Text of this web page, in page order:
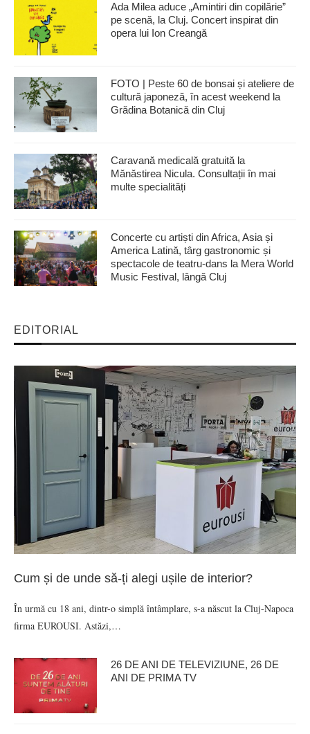
Ada Milea aduce „Amintiri din copilărie”
pe scenă, la Cluj. Concert inspirat din
opera lui Ion Creangă
FOTO | Peste 60 de bonsai și ateliere de
cultură japoneză, în acest weekend la
Grădina Botanică din Cluj
Caravană medicală gratuită la
Mănăstirea Nicula. Consultații în mai
multe specialități
Concerte cu artiști din Africa, Asia și
America Latină, târg gastronomic și
spectacole de teatru-dans la Mera World
Music Festival, lângă Cluj
EDITORIAL
Cum și de unde să-ți alegi ușile de interior?
În urmă cu 18 ani, dintr-o simplă întâmplare, s-a născut la Cluj-Napoca
firma EUROUSI. Astăzi,…
26 DE ANI DE TELEVIZIUNE, 26 DE
ANI DE PRIMA TV